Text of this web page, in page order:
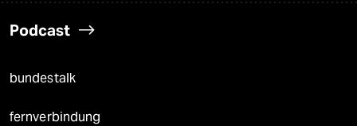
Podcast
bundestalk
fernverbindung